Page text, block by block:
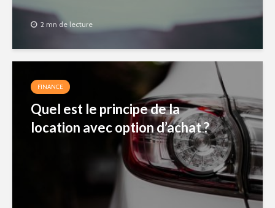
2 mn de lecture
FINANCE
Quel est le principe de la
location avec option d’achat ?